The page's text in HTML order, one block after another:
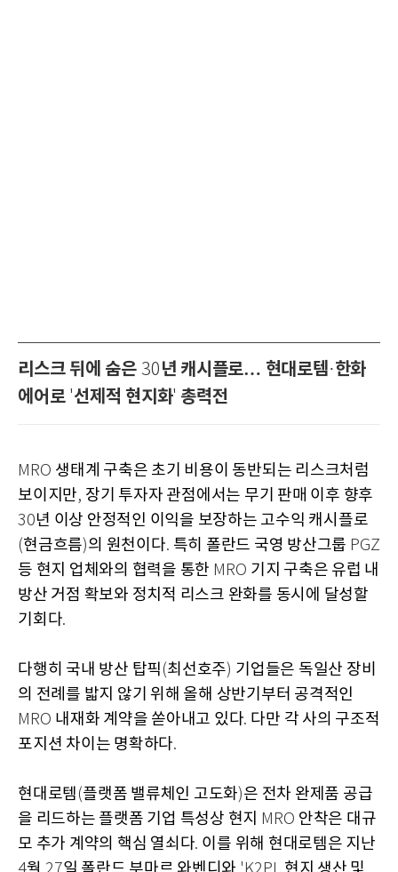
리스크 뒤에 숨은 30년 캐시플로… 현대로템·한화
에어로 '선제적 현지화' 총력전
MRO 생태계 구축은 초기 비용이 동반되는 리스크처럼
보이지만, 장기 투자자 관점에서는 무기 판매 이후 향후
30년 이상 안정적인 이익을 보장하는 고수익 캐시플로
(현금흐름)의 원천이다. 특히 폴란드 국영 방산그룹 PGZ
등 현지 업체와의 협력을 통한 MRO 기지 구축은 유럽 내
방산 거점 확보와 정치적 리스크 완화를 동시에 달성할
기회다.
다행히 국내 방산 탑픽 (최선호주) 기업들은 독일산 장비
의 전례를 밟지 않기 위해 올해 상반기부터 공격적인
MRO 내재화 계약을 쏟아내고 있다. 다만 각 사의 구조적
포지션 차이는 명확하다.
현대로템 (플랫폼 밸류체인 고도화)은 전차 완제품 공급
을 리드하는 플랫폼 기업 특성상 현지 MRO 안착은 대규
모 추가 계약의 핵심 열쇠다. 이를 위해 현대로템은 지난